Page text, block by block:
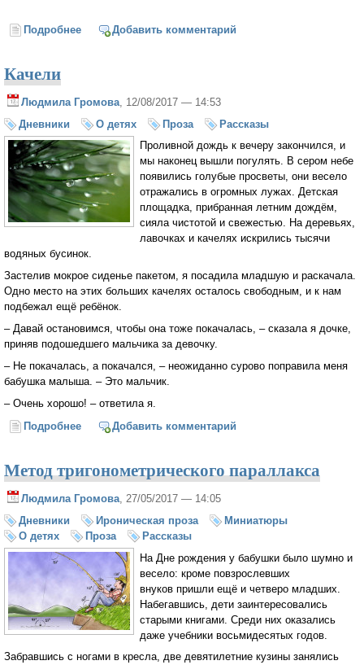
Подробнее о Крепкий сон - залог здоровья...
Добавить комментарий
Качели
Людмила Громова , 12/08/2017 — 14:53
Дневники
О детях Проза
Рассказы
Проливной дождь к вечеру закончился, и
мы наконец вышли погулять. В сером небе
появились голубые просветы, они весело
отражались в огромных лужах. Детская
площадка, прибранная летним дождём,
сияла чистотой и свежестью. На деревьях,
лавочках и качелях искрились тысячи
водяных бусинок.
Застелив мокрое сиденье пакетом, я посадила младшую и раскачала.
Одно место на этих больших качелях осталось свободным, и к нам
подбежал ещё ребёнок.
– Давай остановимся, чтобы она тоже покачалась, – сказала я дочке,
приняв подошедшего мальчика за девочку.
– Не покачалась, а покачался, – неожиданно сурово поправила меня
бабушка малыша. – Это мальчик.
– Очень хорошо! – ответила я.
Подробнее о КачелиДобавить комментарий
Метод тригонометрического параллакса
Людмила Громова, 27/05/2017 — 14:05
Дневники
Ироническая проза
Миниатюры
О детях
Проза
Рассказы
На Дне рождения у бабушки было шумно и
весело: кроме повзрослевших
внуков пришли ещё и четверо младших.
Набегавшись, дети заинтересовались
старыми книгами. Среди них оказались
даже учебники восьмидесятых годов.
Забравшись с ногами в кресла, две девятилетние кузины занялись